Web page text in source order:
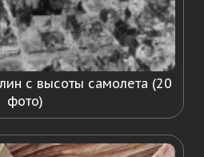
с высоты самолета (20
фото)